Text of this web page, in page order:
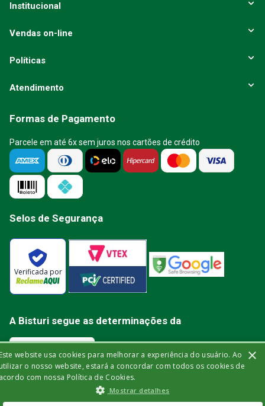
Institucional
Vendas on-line
Políticas
Atendimento
Formas de Pagamento
Parcele em até 6x sem juros nos cartões de crédito
Selos de Segurança
Verificada por
A Bisturi segue as determinações da
Bisturi Distribuidora de Material Hospitalar Ltda | Rua Miguel de Frias, 150 -
loja | Icaraí | Niterói - Rio de Janeiro | CEP: 24.220-003 | CNPJ: 32.561.144/0001-
03 | Insc. Est.: 84.147.982 | Telefone: (21) 2606-1709. © 2021 bisturi.com.br.
×
website usa cookies para melhorar a experiência do usuário. Ao
o nosso website, estará a concordar com todos os cookies de
com nossa Política de Cookies.
Mostrar detalhes